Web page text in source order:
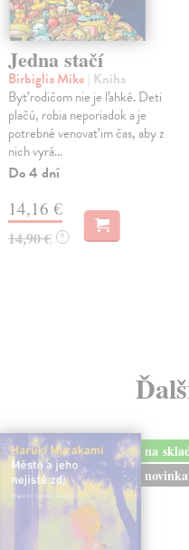
Jedna stačí
Birbiglia Mike | Kniha
Byť rodičom nie je ľahké. Deti
plačú, robia neporiadok a je
potrebné venovať im čas, aby z
nich vyrá...
Do 4 dní
14,16 €
14,90 € ?
na
novinka